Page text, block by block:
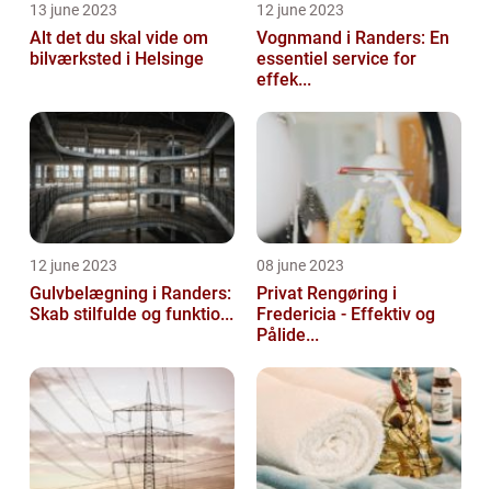
13 june 2023
Alt det du skal vide om
bilværksted i Helsinge
12 june 2023
Vognmand i Randers: En
essentiel service for
effek...
12 june 2023
Gulvbelægning i Randers:
Skab stilfulde og funktio...
08 june 2023
Privat Rengøring i
Fredericia - Effektiv og
Pålide...